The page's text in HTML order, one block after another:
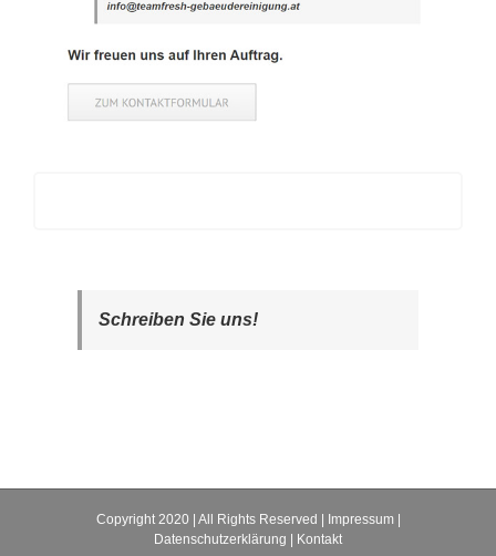
Schreiben Sie uns!
Copyright 2020 | All Rights Reserved | Impressum|
Datenschutzerklärung
Kontakt